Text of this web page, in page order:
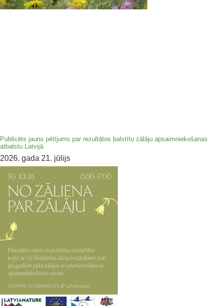
Publicēts jauns pētījums par rezultātos balstītu zālāju apsaimniekošanas
atbalstu Latvijā
2026. gada 21. jūlijs